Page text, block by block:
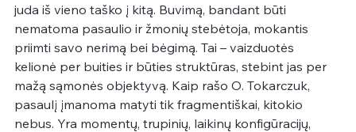
juda iš vieno taško į kitą. Buvimą, bandant būti
nematoma pasaulio ir žmonių stebėtoja, mokantis
priimti savo nerimą bei bėgimą. Tai – vaizduotės
kelionė per buities ir būties struktūras, stebint jas per
mažą sąmonės objektyvą. Kaip rašo O. Tokarczuk,
pasaulį įmanoma matyti tik fragmentiškai, kitokio
nebus. Yra momentų, trupinių, laikinų konfigūracijų,